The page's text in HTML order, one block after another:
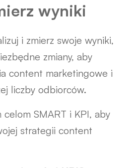
wyniki
i zmierz swoje wyniki,
zmiany, aby
content marketingowe i
liczby odbiorców.
celom SMART i KPI, aby
strategii content